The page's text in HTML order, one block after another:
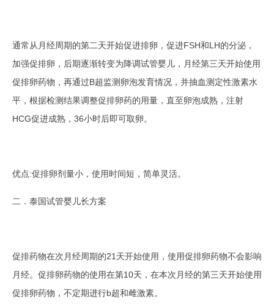
通常从月经周期的第二天开始促进排卵，促进FSH和LH的分泌，
加强促排卵，后期逐渐转变为降调试管婴儿，月经第三天开始使用
促排卵药物，再通过B超监测卵泡发育情况，并抽血测定性激素水
平，根据检测结果调整促排卵药的用量，直至卵泡成熟，注射
HCG促进成熟，36小时后即可取卵。
优点:促排卵剂量小，使用时间短，简单灵活。
二．泰国试管婴儿长方案
促排药物在次月经周期的21天开始使用，使用促排卵药物不会影响
月经。促排卵药物的使用在第10天，在本次月经的第三天开始使用
促排卵药物，不定期进行b超和雌激素。